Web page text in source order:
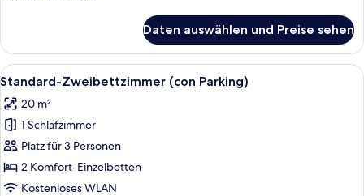
Terrasse
Daten auswählen und Preise sehen
Alle
Fotos
für
Standard-
Zweibettzimmer
(con
Parking)
Ein modernes Hotelzimmer mit
5
Standard-Zweibettzimmer (con Parking)
20 m²
1 Schlafzimmer
Platz für 3 Personen
2 Komfort-Einzelbetten
Kostenloses WLAN